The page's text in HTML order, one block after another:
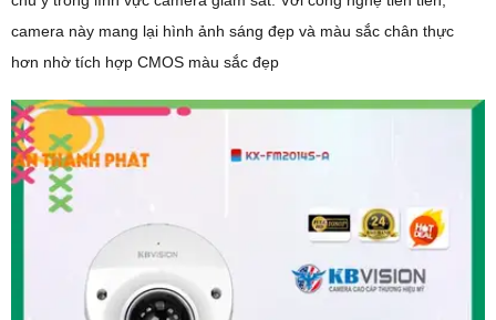
camera này mang lại hình ảnh sáng đẹp và màu sắc chân thực
hơn nhờ tích hợp CMOS màu sắc đẹp